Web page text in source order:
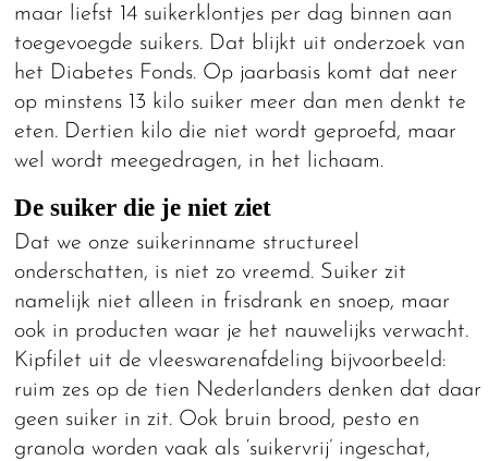
maar liefst 14 suikerklontjes per dag binnen aan
toegevoegde suikers. Dat blijkt uit onderzoek van
het Diabetes Fonds. Op jaarbasis komt dat neer
op minstens 13 kilo suiker meer dan men denkt te
eten. Dertien kilo die niet wordt geproefd, maar
wel wordt meegedragen, in het lichaam.
De suiker die je niet ziet
Dat we onze suikerinname structureel
onderschatten, is niet zo vreemd. Suiker zit
namelijk niet alleen in frisdrank en snoep, maar
ook in producten waar je het nauwelijks verwacht.
Kipfilet uit de vleeswarenafdeling bijvoorbeeld:
ruim zes op de tien Nederlanders denken dat daar
geen suiker in zit. Ook bruin brood, pesto en
granola worden vaak als ‘suikervrij’ ingeschat,